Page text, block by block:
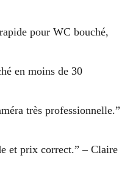
pour WC bouché,
en moins de 30
très professionnelle.”
et prix correct.” – Claire